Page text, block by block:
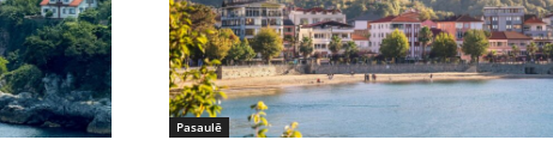
Pasaulē